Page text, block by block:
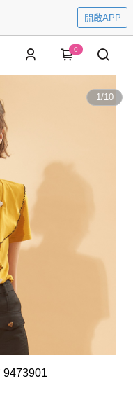
開啟APP
0
1/10
9473901